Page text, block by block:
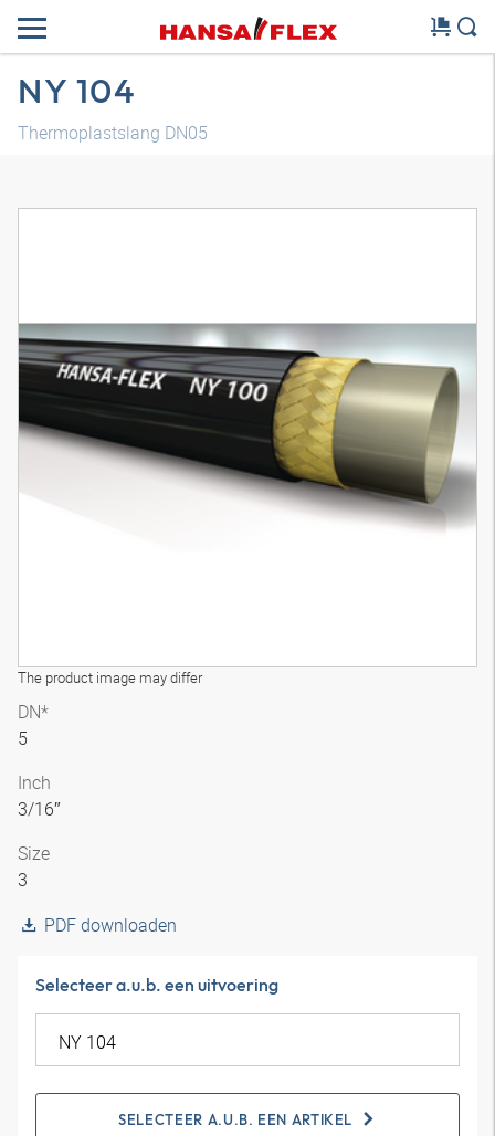
NY 104
Thermoplastslang DN05
The product image may differ
DN*
5
Inch
3/16″
Size
3
PDF downloaden
Selecteer a.u.b. een uitvoering
SELECTEER A.U.B. EEN ARTIKEL